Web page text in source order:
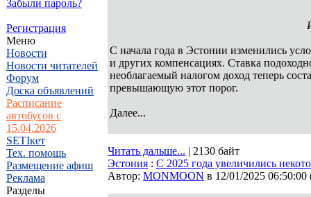
Забыли пароль?
Регистрация
Меню
Новости
Новости читателей
Форум
Доска объявлений
Расписание
автобусов с
15.04.2026
SETIкет
Тех. помощь
Размещение афиш
Реклама
Разделы
С начала года в Эстонии изменились
и других компенсациях. Ставка
необлагаемый налогом доход теперь
превышающую этот порог.
Далее...
Читать дальше... | 2130 байт
Эстония : С 2025 года увеличились
Автор: MONMOON в 12/01/2025 06:50:00